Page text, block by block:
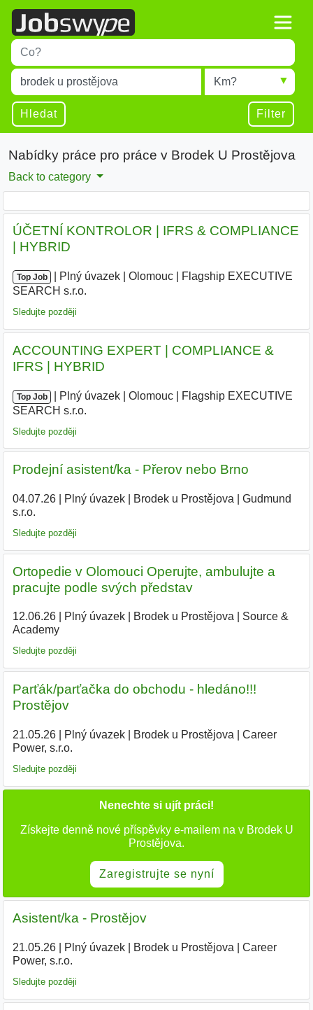
Title
Type 1 or more characters for results.
Místo
Type 1 or more characters for results.
Radius
Hledat Filter
Nabídky práce pro práce v Brodek U Prostějova
Back to category
ÚČETNÍ KONTROLOR | IFRS & COMPLIANCE
| HYBRID
Top Job Plný úvazek Olomouc
Flagship EXECUTIVE
SEARCH s.r.o.
Sledujte později
ACCOUNTING EXPERT | COMPLIANCE &
IFRS | HYBRID
Top Job Plný úvazek Olomouc
Flagship EXECUTIVE
SEARCH s.r.o.
Sledujte později
Prodejní asistent/ka - Přerov nebo Brno
04.07.26| Plný úvazek| Brodek u Prostějova
Gudmund
s.r.o.
Sledujte později
Ortopedie v Olomouci Operujte, ambulujte a
pracujte podle svých představ
12.06.26| Plný úvazek| Brodek u Prostějova
Source &
Academy|
Sledujte později
Parťák/parťačka do obchodu - hledáno!!!
Prostějov
21.05.26| Plný úvazek| Brodek u Prostějova
Career
Power, s.r.o.
Sledujte později
Nenechte si ujít práci!
Získejte denně nové příspěvky e-mailem na v Brodek U
Prostějova.
Zaregistrujte se nyní
Asistent/ka - Prostějov
21.05.26| Plný úvazek| Brodek u Prostějova
Career
Power, s.r.o.
Sledujte později